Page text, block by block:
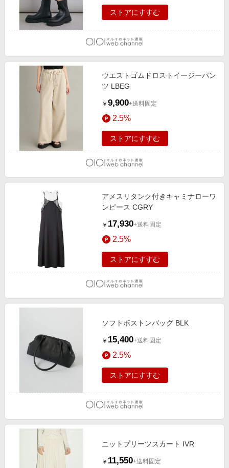
ストアにすすむ
ウエストゴムドロストイージーパン
ツ LBEG
￥ 9,900+送料固定
2.5%
ストアにすすむ
アメスリタンク付きキャミナローワ
ンピース CGRY
￥ 17,930+送料固定
2.5%
ストアにすすむ
ソフトボストンバッグ BLK
￥ 15,400+送料固定
2.5%
ストアにすすむ
ニットプリーツスカート IVR
￥ 11,550+送料固定